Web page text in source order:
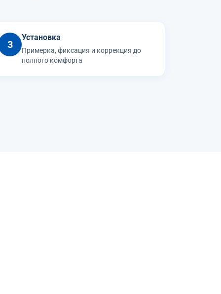
3
Установка
Примерка, фиксация и коррекция до
полного комфорта